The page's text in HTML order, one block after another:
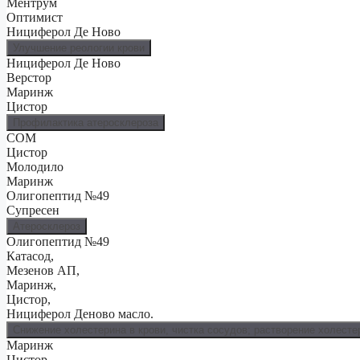
Ментрум
Оптимист
Нициферол Де Ново
Нициферол Де Ново
Верстор
Маринж
Цистор
СОМ
Цистор
Молодило
Маринж
Олигопептид №49
Супресен
Олигопептид №49
Катасод,
Мезенов АП,
Маринж,
Цистор,
Нициферол Деново масло.
Маринж